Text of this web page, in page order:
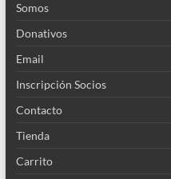
Somos
Donativos
Email
Inscripción Socios
Contacto
Tienda
Carrito